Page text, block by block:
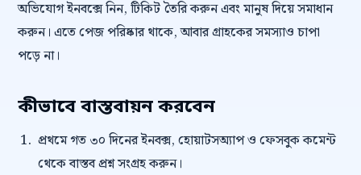
অভিযোগ ইনবক্সে নিন, টিকিট তৈরি করুন এবং মানুষ দিয়ে সমাধান
করুন। এতে পেজ পরিষ্কার থাকে, আবার গ্রাহকের সমস্যাও চাপা
পড়ে না।
কীভাবে বাস্তবায়ন করবেন
প্রথমে গত ৩০ দিনের ইনবক্স, হোয়াটসঅ্যাপ ও ফেসবুক কমেন্ট
থেকে বাস্তব প্রশ্ন সংগ্রহ করুন।